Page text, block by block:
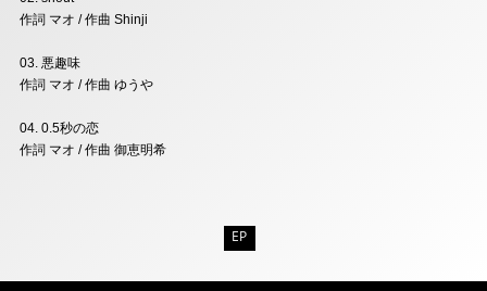
作詞 マオ / 作曲 Shinji
03. 悪趣味
作詞 マオ / 作曲 ゆうや
04. 0.5秒の恋
作詞 マオ / 作曲 御恵明希
EP